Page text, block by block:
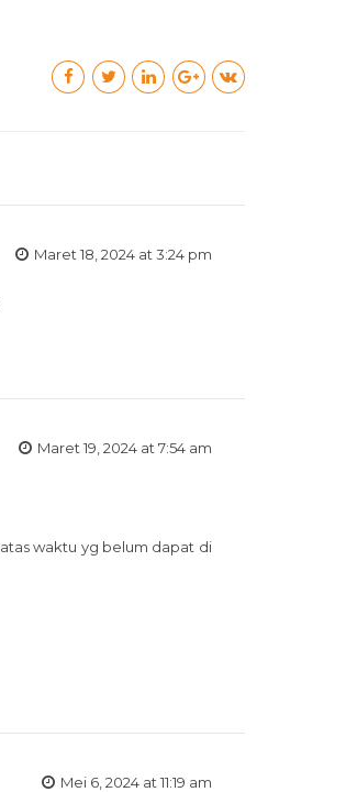
Maret 18, 2024 at 3:24 pm
Maret 19, 2024 at 7:54 am
waktu yg belum dapat di
Mei 6, 2024 at 11:19 am